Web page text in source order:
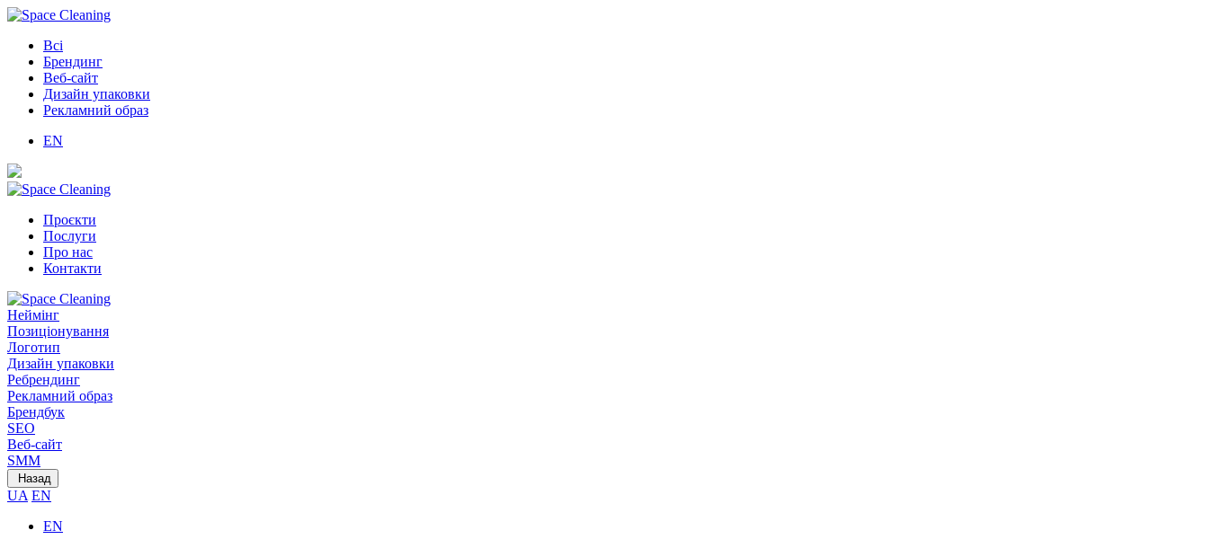
Всі
Брендинг
Веб-сайт
Дизайн упаковки
Рекламний образ
EN
Проєкти
Послуги
Про нас
Контакти
Неймінг
Позиціонування
Логотип
Дизайн упаковки
Ребрендинг
Рекламний образ
Брендбук
SEO
Веб-сайт
SMM
Назад
UA EN
EN